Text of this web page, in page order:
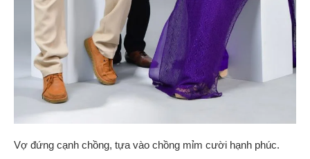
Vợ đứng cạnh chồng, tựa vào chồng mỉm cười hạnh phúc.